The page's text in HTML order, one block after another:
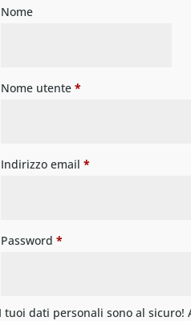
Nome
Nome utente *
Indirizzo email *
Password *
I tuoi dati personali sono al sicuro!